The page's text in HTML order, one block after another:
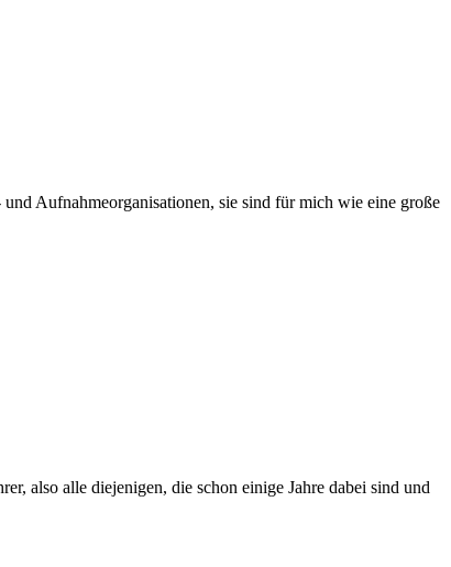
Aufnahmeorganisationen, sie sind für mich wie eine große
also alle diejenigen, die schon einige Jahre dabei sind und